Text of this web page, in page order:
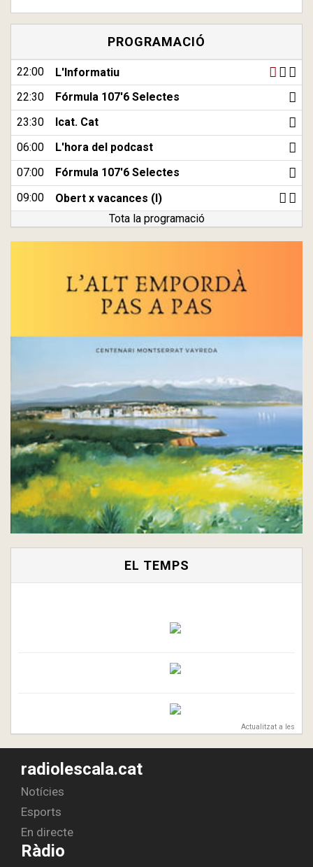
PROGRAMACIÓ
22:00
L'Informatiu
22:30
Fórmula 107'6 Selectes
23:30
Icat. Cat
06:00
L'hora del podcast
07:00
Fórmula 107'6 Selectes
09:00
Obert x vacances (I)
Tota la programació
EL TEMPS
Actualitzat a les
radiolescala.cat
Notícies
Esports
En directe
Ràdio